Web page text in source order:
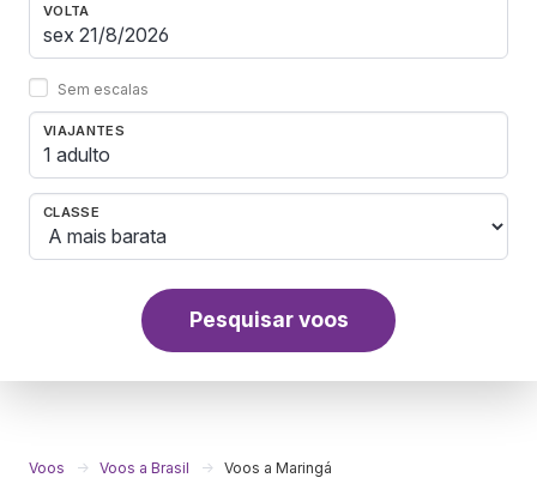
VOLTA
Sem escalas
VIAJANTES
1 adulto
CLASSE
Pesquisar voos
Voos Voos a Brasil Voos a Maringá